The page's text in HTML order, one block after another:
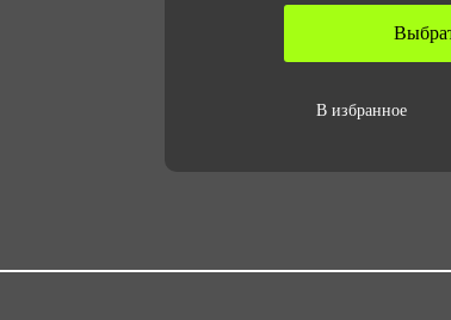
Количество в
0.009
В избранное